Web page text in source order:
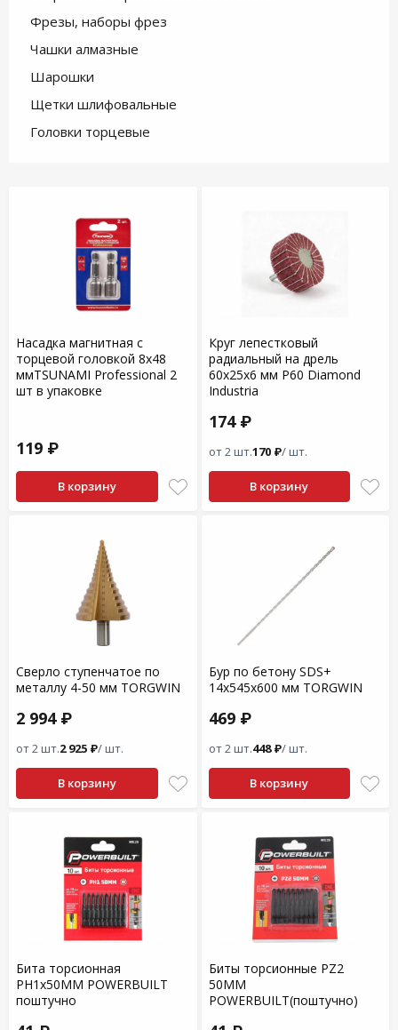
Фрезы, наборы фрез
Чашки алмазные
Шарошки
Щетки шлифовальные
Головки торцевые
Насадка магнитная с
торцевой головкой 8х48
ммTSUNAMI Professional 2
шт в упаковке
119 ₽
В корзину
Круг лепестковый
радиальный на дрель
60х25х6 мм P60 Diamond
Industria
174 ₽
от 2 шт.170 ₽/ шт.
В корзину
Сверло ступенчатое по
металлу 4-50 мм TORGWIN
2 994 ₽
от 2 шт.2 925 ₽/ шт.
В корзину
Бур по бетону SDS+
14x545x600 мм TORGWIN
469 ₽
от 2 шт.448 ₽/ шт.
В корзину
Бита торсионная
PH1x50MM POWERBUILT
поштучно
Биты торсионные PZ2
50MM
POWERBUILT(поштучно)